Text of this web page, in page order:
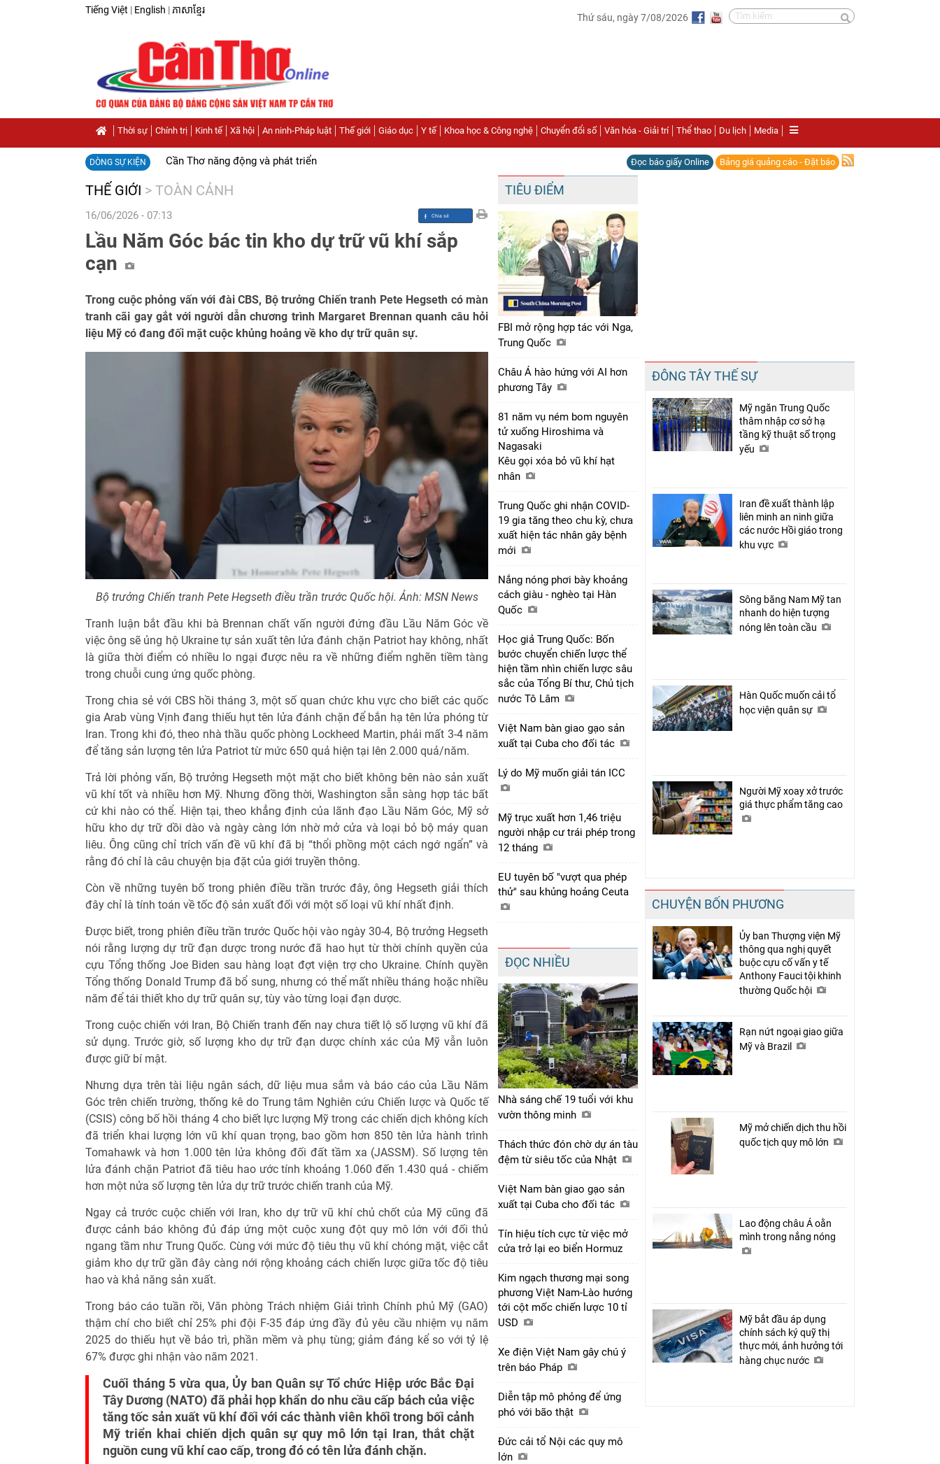
Tiếng Việt | English | ភាសាខ្មែរ
Thứ sáu, ngày 7/08/2026
Thời sự Chính trị Kinh tế Xã hội An ninh-Pháp luật Thế giới Giáo dục Y tế Khoa học & Công nghệ Chuyển đổi số Văn hóa - Giải trí Thể thao Du lịch Media
DÒNG SỰ KIỆN Cần Thơ năng động và phát triển Đọc báo giấy Online Bảng giá quảng cáo - Đặt báo
THẾ GIỚI > TOÀN CẢNH
16/06/2026 - 07:13
Chia sẻ
Facebook
Lầu Năm Góc bác tin kho dự trữ vũ khí sắp
cạn
Trong cuộc phỏng vấn với đài CBS, Bộ trưởng Chiến tranh Pete Hegseth có màn
tranh cãi gay gắt với người dẫn chương trình Margaret Brennan quanh câu hỏi
liệu Mỹ có đang đối mặt cuộc khủng hoảng về kho dự trữ quân sự.
Bộ trưởng Chiến tranh Pete Hegseth điều trần trước Quốc hội. Ảnh: MSN News
Tranh luận bắt đầu khi bà Brennan chất vấn người đứng đầu Lầu Năm Góc về
việc ông sẽ ủng hộ Ukraine tự sản xuất tên lửa đánh chặn Patriot hay không, nhất
là giữa thời điểm có nhiều lo ngại được nêu ra về những điểm nghẽn tiềm tàng
trong chuỗi cung ứng quốc phòng.
Trong chia sẻ với CBS hồi tháng 3, một số quan chức khu vực cho biết các quốc
gia Arab vùng Vịnh đang thiếu hụt tên lửa đánh chặn để bắn hạ tên lửa phóng từ
Iran. Trong khi đó, theo nhà thầu quốc phòng Lockheed Martin, phải mất 3-4 năm
để tăng sản lượng tên lửa Patriot từ mức 650 quả hiện tại lên 2.000 quả/năm.
Trả lời phỏng vấn, Bộ trưởng Hegseth một mặt cho biết không bên nào sản xuất
vũ khí tốt và nhiều hơn Mỹ. Nhưng đồng thời, Washington sẵn sàng hợp tác bất
cứ khi nào có thể. Hiện tại, theo khẳng định của lãnh đạo Lầu Năm Góc, Mỹ sở
hữu kho dự trữ dồi dào và ngày càng lớn nhờ mở cửa và loại bỏ bộ máy quan
liêu. Ông cũng chỉ trích vấn đề vũ khí đã bị “thổi phồng một cách ngớ ngẩn” và
rằng đó chỉ là câu chuyện bịa đặt của giới truyền thông.
Còn về những tuyên bố trong phiên điều trần trước đây, ông Hegseth giải thích
đây chỉ là tính toán về tốc độ sản xuất đối với một số loại vũ khí nhất định.
Được biết, trong phiên điều trần trước Quốc hội vào ngày 30-4, Bộ trưởng Hegseth
nói rằng lượng dự trữ đạn dược trong nước đã hao hụt từ thời chính quyền của
cựu Tổng thống Joe Biden sau hàng loạt đợt viện trợ cho Ukraine. Chính quyền
Tổng thống Donald Trump đã bổ sung, nhưng có thể mất nhiều tháng hoặc nhiều
năm để tái thiết kho dự trữ quân sự, tùy vào từng loại đạn dược.
Trong cuộc chiến với Iran, Bộ Chiến tranh đến nay chưa tiết lộ số lượng vũ khí đã
sử dụng. Trước giờ, số lượng kho dự trữ đạn dược chính xác của Mỹ vẫn luôn
được giữ bí mật.
Nhưng dựa trên tài liệu ngân sách, dữ liệu mua sắm và báo cáo của Lầu Năm
Góc trên chiến trường, thống kê do Trung tâm Nghiên cứu Chiến lược và Quốc tế
(CSIS) công bố hồi tháng 4 cho biết lực lượng Mỹ trong các chiến dịch không kích
đã triển khai lượng lớn vũ khí quan trọng, bao gồm hơn 850 tên lửa hành trình
Tomahawk và hơn 1.000 tên lửa không đối đất tầm xa (JASSM). Số lượng tên
lửa đánh chặn Patriot đã tiêu hao ước tính khoảng 1.060 đến 1.430 quả - chiếm
hơn một nửa số lượng tên lửa dự trữ trước chiến tranh của Mỹ.
Ngay cả trước cuộc chiến với Iran, kho dự trữ vũ khí chủ chốt của Mỹ cũng đã
được cảnh báo không đủ đáp ứng một cuộc xung đột quy mô lớn với đối thủ
ngang tầm như Trung Quốc. Cùng với mức độ tiêu thụ vũ khí chóng mặt, việc cắt
giảm kho dự trữ gần đây càng nới rộng khoảng cách chiến lược giữa tốc độ tiêu
hao và khả năng sản xuất.
Trong báo cáo tuần rồi, Văn phòng Trách nhiệm Giải trình Chính phủ Mỹ (GAO)
thậm chí cho biết chỉ 25% phi đội F-35 đáp ứng đầy đủ yêu cầu nhiệm vụ năm
2025 do thiếu hụt về bảo trì, phần mềm và phụ tùng; giảm đáng kể so với tỷ lệ
67% được ghi nhận vào năm 2021.
Cuối tháng 5 vừa qua, Ủy ban Quân sự Tổ chức Hiệp ước Bắc Đại
Tây Dương (NATO) đã phải họp khẩn do nhu cầu cấp bách của việc
tăng tốc sản xuất vũ khí đối với các thành viên khối trong bối cảnh
Mỹ triển khai chiến dịch quân sự quy mô lớn tại Iran, thắt chặt
nguồn cung vũ khí cao cấp, trong đó có tên lửa đánh chặn.
TIÊU ĐIỂM
FBI mở rộng hợp tác với Nga,
Trung Quốc
Châu Á hào hứng với AI hơn
phương Tây
81 năm vụ ném bom nguyên
tử xuống Hiroshima và
Nagasaki
Kêu gọi xóa bỏ vũ khí hạt
nhân
Trung Quốc ghi nhận COVID-
19 gia tăng theo chu kỳ, chưa
xuất hiện tác nhân gây bệnh
mới
Nắng nóng phơi bày khoảng
cách giàu - nghèo tại Hàn
Quốc
Học giả Trung Quốc: Bốn
bước chuyển chiến lược thể
hiện tầm nhìn chiến lược sâu
sắc của Tổng Bí thư, Chủ tịch
nước Tô Lâm
Việt Nam bàn giao gạo sản
xuất tại Cuba cho đối tác
Lý do Mỹ muốn giải tán ICC
Mỹ trục xuất hơn 1,46 triệu
người nhập cư trái phép trong
12 tháng
EU tuyên bố "vượt qua phép
thử" sau khủng hoảng Ceuta
ĐỌC NHIỀU
Nhà sáng chế 19 tuổi với khu
vườn thông minh
Thách thức đón chờ dự án tàu
đệm từ siêu tốc của Nhật
Việt Nam bàn giao gạo sản
xuất tại Cuba cho đối tác
Tín hiệu tích cực từ việc mở
cửa trở lại eo biển Hormuz
Kim ngạch thương mại song
phương Việt Nam-Lào hướng
tới cột mốc chiến lược 10 tỉ
USD
Xe điện Việt Nam gây chú ý
trên báo Pháp
Diễn tập mô phỏng để ứng
phó với bão thật
Đức cải tổ Nội các quy mô
lớn
ĐÔNG TÂY THẾ SỰ
Mỹ ngăn Trung Quốc
thâm nhập cơ sở hạ
tầng kỹ thuật số trọng
yếu
Iran đề xuất thành lập
liên minh an ninh giữa
các nước Hồi giáo trong
khu vực
Sông băng Nam Mỹ tan
nhanh do hiện tượng
nóng lên toàn cầu
Hàn Quốc muốn cải tổ
học viện quân sự
Người Mỹ xoay xở trước
giá thực phẩm tăng cao
CHUYỆN BỐN PHƯƠNG
Ủy ban Thượng viện Mỹ
thông qua nghị quyết
buộc cựu cố vấn y tế
Anthony Fauci tội khinh
thường Quốc hội
Rạn nứt ngoại giao giữa
Mỹ và Brazil
Mỹ mở chiến dịch thu hồi
quốc tịch quy mô lớn
Lao động châu Á oằn
mình trong nắng nóng
Mỹ bắt đầu áp dụng
chính sách ký quỹ thị
thực mới, ảnh hưởng tới
hàng chục nước